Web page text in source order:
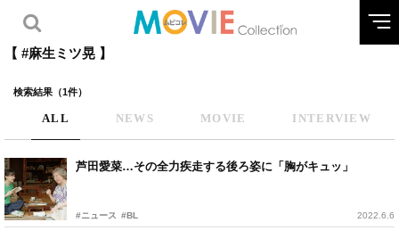
【 #麻生ミツ晃 】
検索結果（1件）
ALL NEWS MOVIE INTERVIEW
芦田愛菜…その全力疾走する後ろ姿に「胸がキュッ」
#ニュース #BL 2022.6.6